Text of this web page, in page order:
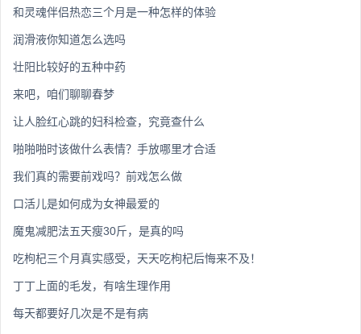
和灵魂伴侣热恋三个月是一种怎样的体验
润滑液你知道怎么选吗
壮阳比较好的五种中药
来吧，咱们聊聊春梦
让人脸红心跳的妇科检查，究竟查什么
啪啪啪时该做什么表情？手放哪里才合适
我们真的需要前戏吗？前戏怎么做
口活儿是如何成为女神最爱的
魔鬼减肥法五天瘦30斤，是真的吗
吃枸杞三个月真实感受，天天吃枸杞后悔来不及！
丁丁上面的毛发，有啥生理作用
每天都要好几次是不是有病